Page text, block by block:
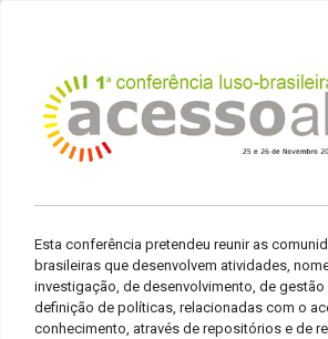
Esta conferência pretendeu reunir as
brasileiras que desenvolvem atividades,
investigação, de desenvolvimento, de
definição de políticas, relacionadas com o
conhecimento, através de repositórios e de